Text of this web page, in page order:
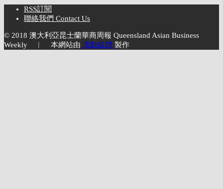
RSS訂閱
聯絡我們 Contact Us
© 2018 澳大利亞昆士蘭華商周報 Queensland Asian Business
Weekly ︱ 本網站由 流動媒體 製作